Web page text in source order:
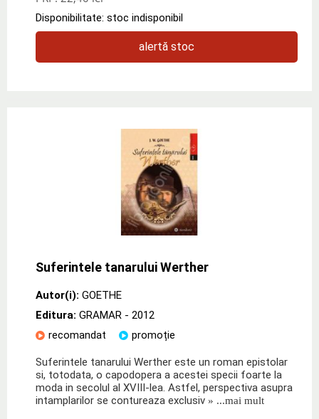
Disponibilitate: stoc indisponibil
alertă stoc
Suferintele tanarului Werther
Autor(i): GOETHE
Editura: GRAMAR - 2012
recomandat
promoție
Suferintele tanarului Werther este un roman epistolar
si, totodata, o capodopera a acestei specii foarte la
moda in secolul al XVIII-lea. Astfel, perspectiva asupra
intamplarilor se contureaza exclusiv » ...mai mult